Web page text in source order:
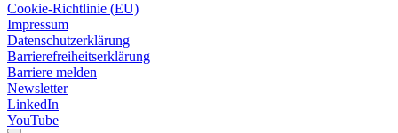
Cookie-Richtlinie (EU)
Impressum
Datenschutzerklärung
Barrierefreiheitserklärung
Barriere melden
Newsletter
LinkedIn
YouTube